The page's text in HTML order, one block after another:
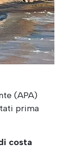
(APA)
prima
costa